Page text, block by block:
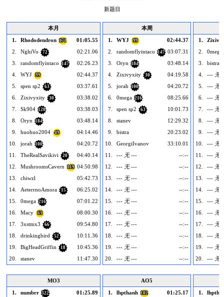
新题目
本月
1.
Rhododendron 171
01:05.55
2.
NghiVo 72
02:21.06
3.
randomflyintaco 147
02:26.23
4.
WYJ 99
02:44.37
5.
spen sp2 63
03:37.61
6.
Zixivyxity 30
03:38.02
7.
Sk904 128
03:38.03
8.
Oryn 184
03:48.14
9.
huohuo2004 49
04:14.46
10.
jorah 100
04:20.72
11.
TheRealSavikivi 20
04:40.14
12.
MushroomsCavern 119 04:50.98
13.
chiwzl
05:42.73
14.
AeterrnoAmora 15
06:25.02
15.
0mega 216
07:01.22
16.
Macy 63
08:00.30
17.
3xstmx3 66
09:54.80
18.
drinkingbird 52
10:11.36
19.
BigHeadGriffin 18
10:45.36
20.
stanev 11:47.30
本周
1.
WYJ 99
02:44.37
2.
randomflyintaco 147 03:07.31
3.
Oryn 184
03:48.14
4.
Zixivyxity 30
04:19.58
5.
jorah 100
04:20.72
6.
0mega 216
08:25.66
7.
spen sp2 63
10:01.73
8.
stanev
12:29.32
9.
bistra
20:23.02
10.
GeorgiIvanov
33:10.01
11.
--- 无 ---
--:--
12.
--- 无 ---
--:--
13.
--- 无 ---
--:--
14.
--- 无 ---
--:--
15.
--- 无 ---
--:--
16.
--- 无 ---
--:--
17.
--- 无 ---
--:--
18.
--- 无 ---
--:--
19.
--- 无 ---
--:--
20.
--- 无 --- --:--
1.
2.
0mega
3.
bistra
4.
--- 无
5.
--- 无
6.
--- 无
7.
--- 无
8.
--- 无
9.
--- 无
10.
--- 无
11.
--- 无
12.
--- 无
13.
--- 无
14.
--- 无
15.
--- 无
16.
--- 无
17.
--- 无
18.
--- 无
19.
--- 无
20.
--- 无
MO3
1.
numbrr 322
01:25.89
AO5
1.
lhpthanh 102
01:25.17
1.